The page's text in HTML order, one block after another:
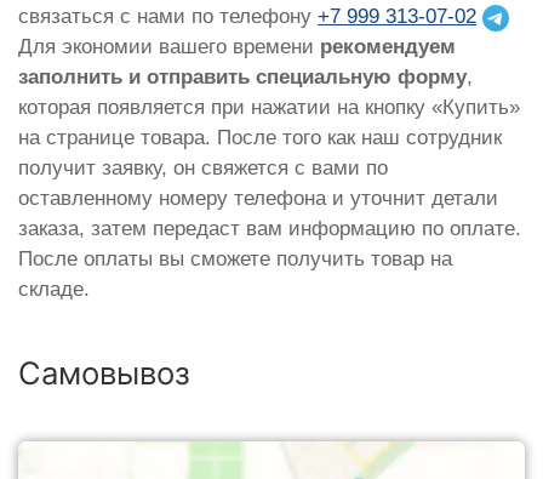
связаться с нами по телефону +7 999 313-07-02
Для экономии вашего времени рекомендуем
заполнить и отправить специальную форму,
которая появляется при нажатии на кнопку «Купить»
на странице товара. После того как наш сотрудник
получит заявку, он свяжется с вами по
оставленному номеру телефона и уточнит детали
заказа, затем передаст вам информацию по оплате.
После оплаты вы сможете получить товар на
складе.
Самовывоз